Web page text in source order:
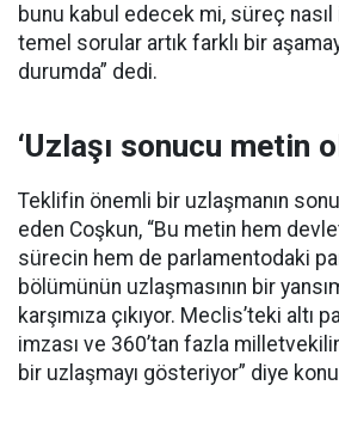
bunu kabul edecek mi, süreç
temel sorular artık farklı bir
durumda” dedi.
‘Uzlaşı sonucu metin
Teklifin önemli bir uzlaşmanın
eden Coşkun, “Bu metin hem
sürecin hem de parlamentodaki
bölümünün uzlaşmasının bir
karşımıza çıkıyor. Meclis’teki altı
imzası ve 360’tan fazla
bir uzlaşmayı gösteriyor” diye